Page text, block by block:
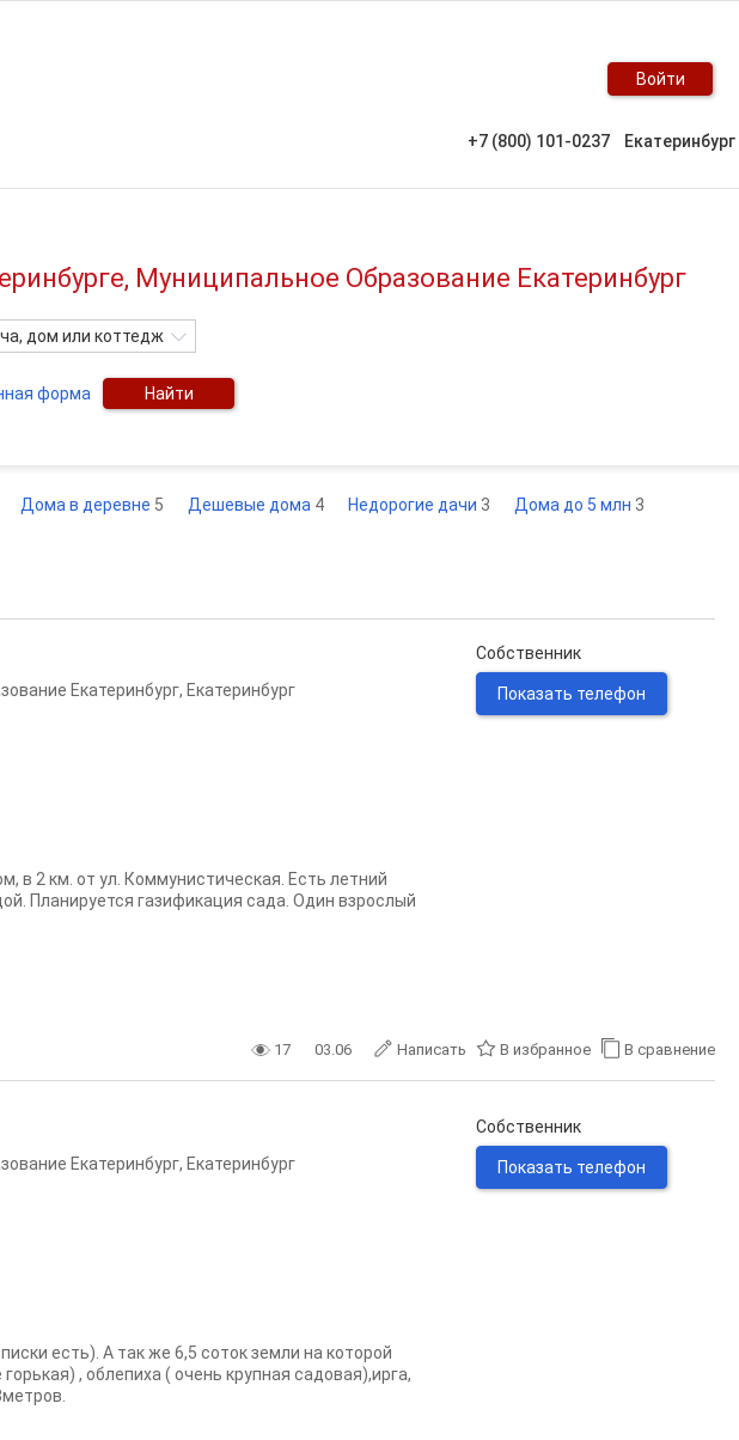
Войти
+7 (800) 101-0237 Екатеринбург
Муниципальное Образование Екатеринбург
дом или коттедж
форма Найти
Дома в деревне 5 Дешевые дома 4 Недорогие дачи 3 Дома до 5 млн 3
Екатеринбург, Екатеринбург
в 2 км. от ул. Коммунистическая. Есть летний
Планируется газификация сада. Один взрослый
Собственник
Показать телефон
17 03.06 Написать В избранное В сравнение
Екатеринбург, Екатеринбург
есть). А так же 6,5 соток земли на которой
, облепиха ( очень крупная садовая),ирга,
Собственник
Показать телефон